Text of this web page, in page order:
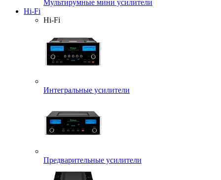
Мультирумные мини усилители
Hi-Fi
Hi-Fi
Интегральные усилители
Предварительные усилители